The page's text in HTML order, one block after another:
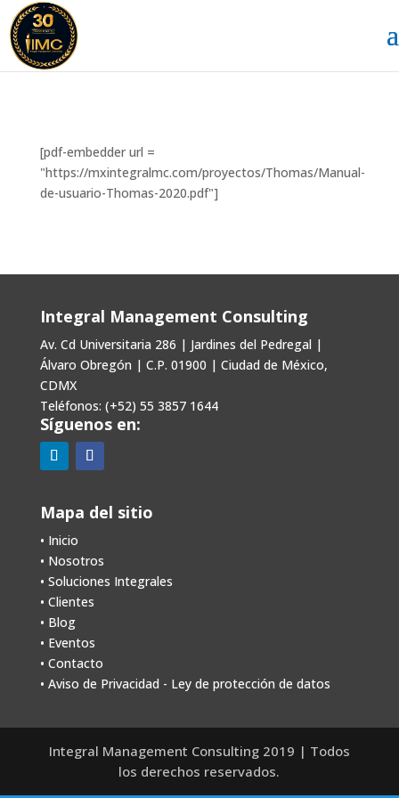
[pdf-embedder url =
"https://mxintegralmc.com/proyectos/Thomas/Manual-
de-usuario-Thomas-2020.pdf"]
Integral Management Consulting
Av. Cd Universitaria 286 | Jardines del Pedregal |
Álvaro Obregón | C.P. 01900 | Ciudad de México,
CDMX
Teléfonos: (+52) 55 3857 1644
Síguenos en:
Mapa del sitio
• Inicio
• Nosotros
• Soluciones Integrales
• Clientes
• Blog
• Eventos
• Contacto
• Aviso de Privacidad - Ley de protección de datos
Integral Management Consulting 2019 | Todos
los derechos reservados.